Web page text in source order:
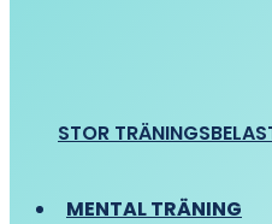
STOR
MENTAL TRÄNING